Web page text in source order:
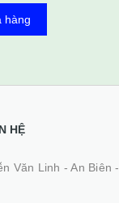
hàng
HỆ
Văn Linh - An Biên -